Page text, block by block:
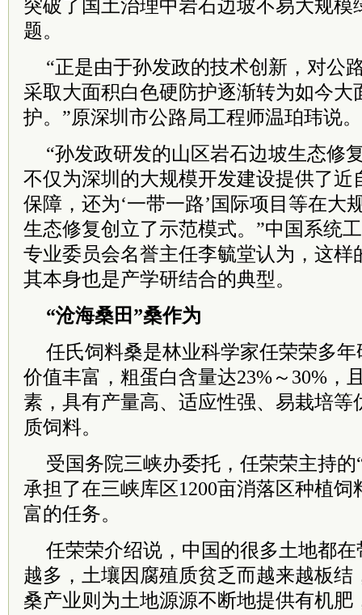
突破了国土治理中岩石边坡不易大规模
题。
“正是由于孙发政的技术创新，对公
采取大面积白色硬防护逐渐转为如今大
护。”原深圳市公路局工程师温珀玮说。
“孙发政研发的山区岩石边坡生态修
不仅为深圳的大规模开发建设提供了近
保障，还为‘一带一路’国际项目等在大
生态修复创立了示范模式。”中国系统
专业委员会名誉主任李毓堂认为，这样
其本身也是产学研结合的典型。
“沧海桑田”桑作为
任氏饲料桑是林业科学家任荣荣多
价值丰富，粗蛋白含量达23%～30%，
素，具有产量高、适应性强、易栽培等
质饲料。
受国务院三峡办委托，任荣荣主持的
承担了在三峡库区1200亩消落区种植
富的任务。
任荣荣介绍说，中国的很多土地都
越多，土壤因腐殖质贫乏而越来越板结
桑产业则为土地源源不断地提供有机肥